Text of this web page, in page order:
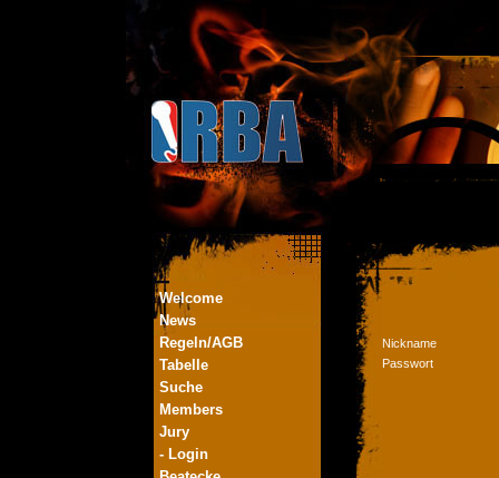
Welcome
News
Regeln/AGB
Tabelle
Suche
Members
Jury
- Login
Nickname
Passwort